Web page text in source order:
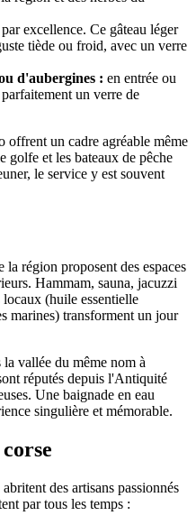
excellence. Ce gâteau léger
tiède ou froid, avec un verre
d'aubergines : en entrée ou
un verre de
offrent un cadre agréable même
golfe et les bateaux de pêche
le service y est souvent
la région proposent des espaces
Hammam, sauna, jacuzzi
(huile essentielle
marines) transforment un jour
vallée du même nom à
réputés depuis l'Antiquité
Une baignade en eau
singulière et mémorable.
des artisans passionnés
par tous les temps :